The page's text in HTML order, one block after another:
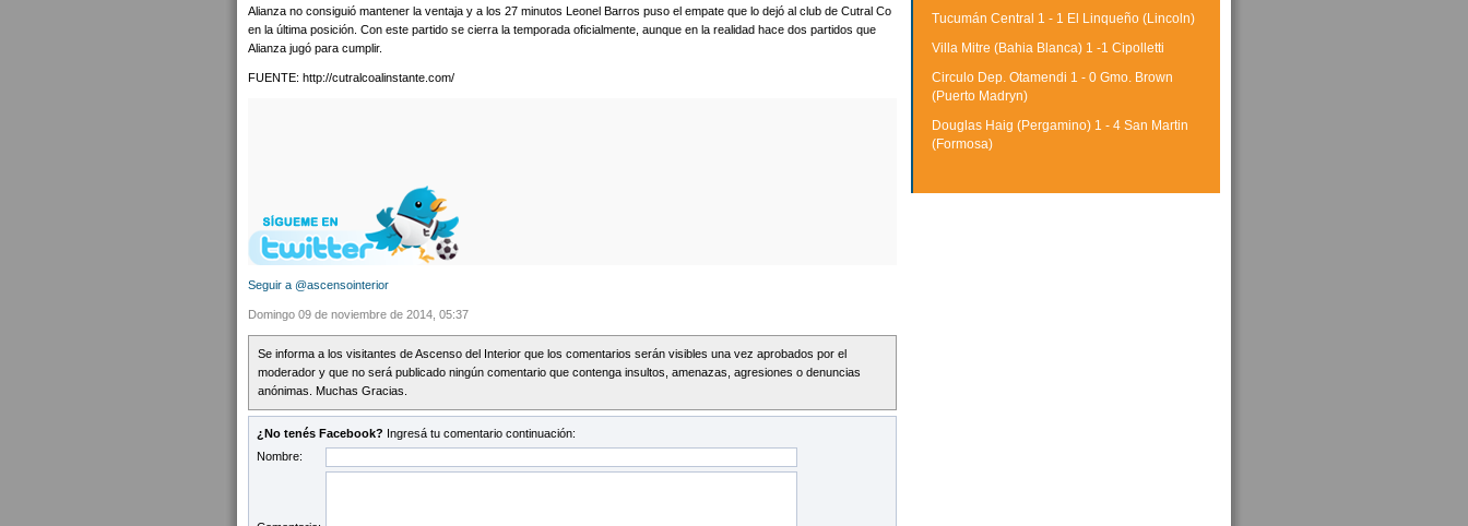
Alianza no consiguió mantener la ventaja y a los 27 minutos Leonel Barros puso el empate que lo dejó al club de Cutral Co
en la última posición. Con este partido se cierra la temporada oficialmente, aunque en la realidad hace dos partidos que
Alianza jugó para cumplir.
FUENTE: http://cutralcoalinstante.com/
Seguir a @ascensointerior
Domingo 09 de noviembre de 2014, 05:37
Se informa a los visitantes de Ascenso del Interior que los comentarios serán visibles una vez aprobados por el
moderador y que no será publicado ningún comentario que contenga insultos, amenazas, agresiones o denuncias
anónimas. Muchas Gracias.
¿No tenés Facebook? Ingresá tu comentario continuación:
Nombre:
Tucumán Central 1 - 1 El Linqueño (Lincoln)
Villa Mitre (Bahia Blanca) 1 -1 Cipolletti
Circulo Dep. Otamendi 1 - 0 Gmo. Brown
(Puerto Madryn)
Douglas Haig (Pergamino) 1 - 4 San Martin
(Formosa)